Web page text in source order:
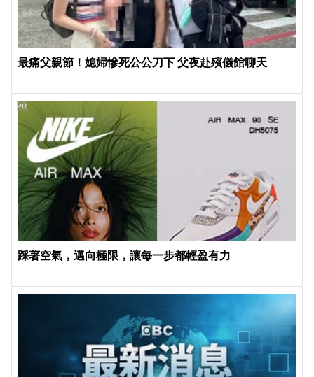
最痛父親節！媳婦慘死公公刀下 父夜赴殯儀館聊天
踩著空氣，邁向極限，讓每一步都輕盈有力
PR